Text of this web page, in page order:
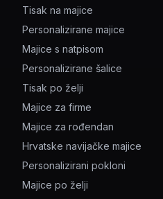
Tisak na majice
Personalizirane majice
Majice s natpisom
Personalizirane šalice
Tisak po želji
Majice za firme
Majice za rođendan
Hrvatske navijačke majice
Personalizirani pokloni
Majice po želji